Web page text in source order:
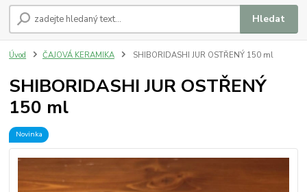
Hledat
Úvod ČAJOVÁ KERAMIKA SHIBORIDASHI JUR OSTŘENÝ 150 ml
SHIBORIDASHI JUR OSTŘENÝ
150 ml
Novinka